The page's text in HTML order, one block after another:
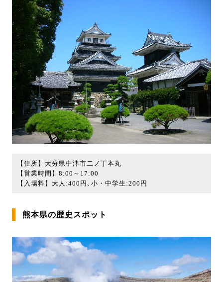
【住所】大分県中津市二ノ丁本丸
【営業時間】8:00～17:00
【入場料】大人:400円､小・中学生:200円
熊本県の歴史スポット